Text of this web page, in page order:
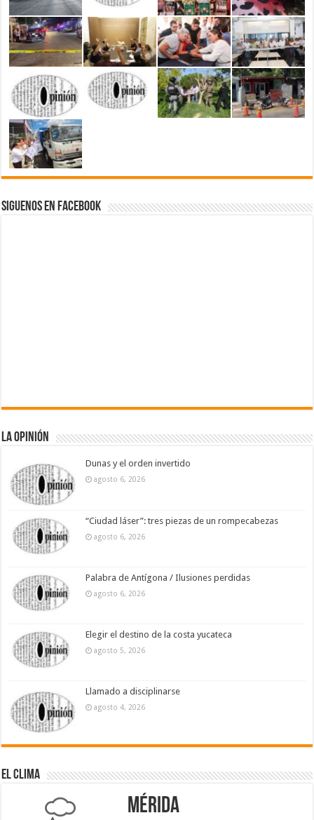
Siguenos en Facebook
La Opinión
Dunas y el orden invertido
agosto 6, 2026
“Ciudad láser”: tres piezas de un rompecabezas
agosto 6, 2026
Palabra de Antígona / Ilusiones perdidas
agosto 6, 2026
Elegir el destino de la costa yucateca
agosto 5, 2026
Llamado a disciplinarse
agosto 4, 2026
El Clima
Mérida